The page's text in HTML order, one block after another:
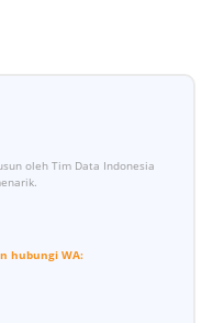
oleh Tim Data Indonesia
hubungi WA: